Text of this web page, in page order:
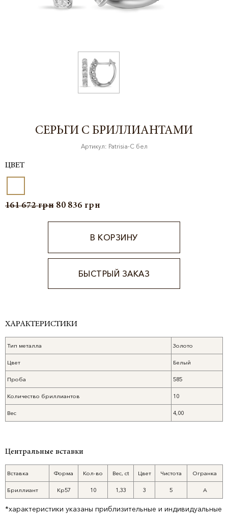
СЕРЬГИ С БРИЛЛИАНТАМИ
Артикул: Patrisia-С бел
ЦВЕТ
161 672грн 80 836 грн
В КОРЗИНУ
БЫСТРЫЙ ЗАКАЗ
ХАРАКТЕРИСТИКИ
Тип металла Золото
Цвет Белый
Проба 585
Количество бриллиантов 10
Вес 4,00
Центральные вставки
Вставка Форма Кол-во Вес, ct Цвет Чистота Огранка
Бриллиант Кр57 10 1,33 3 5 А
*характеристики указаны приблизительные и индивидуальные